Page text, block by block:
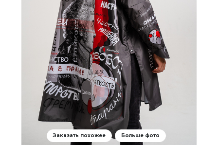
Заказать похожее Больше фото